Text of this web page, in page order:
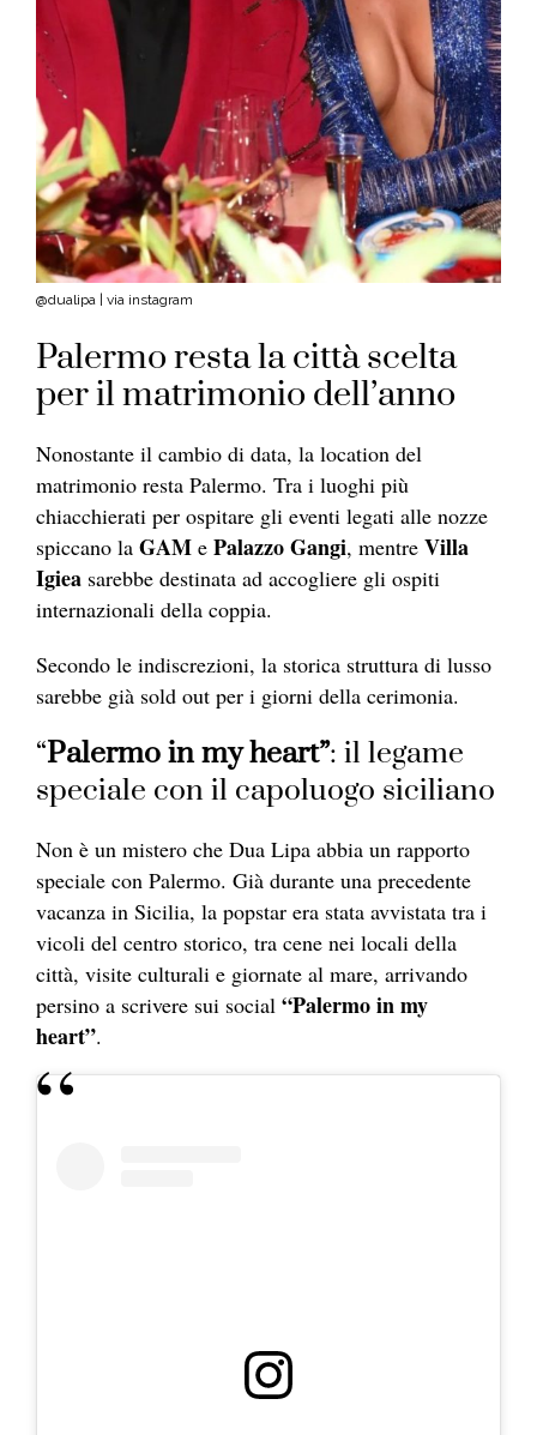
@dualipa | via instagram
Palermo resta la città scelta
per il matrimonio dell’anno
Nonostante il cambio di data, la location del
matrimonio resta Palermo. Tra i luoghi più
chiacchierati per ospitare gli eventi legati alle nozze
spiccano la GAM e Palazzo Gangi, mentre Villa
Igiea sarebbe destinata ad accogliere gli ospiti
internazionali della coppia.
Secondo le indiscrezioni, la storica struttura di lusso
sarebbe già sold out per i giorni della cerimonia.
“Palermo in my heart”: il legame
speciale con il capoluogo siciliano
Non è un mistero che Dua Lipa abbia un rapporto
speciale con Palermo. Già durante una precedente
vacanza in Sicilia, la popstar era stata avvistata tra i
vicoli del centro storico, tra cene nei locali della
città, visite culturali e giornate al mare, arrivando
persino a scrivere sui social “Palermo in my
heart”.